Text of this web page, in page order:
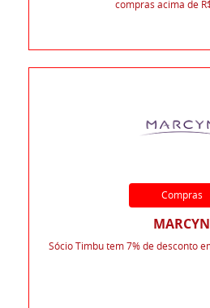
compras acima de
Compras
MARCYN
Sócio Timbu tem 7% de desconto